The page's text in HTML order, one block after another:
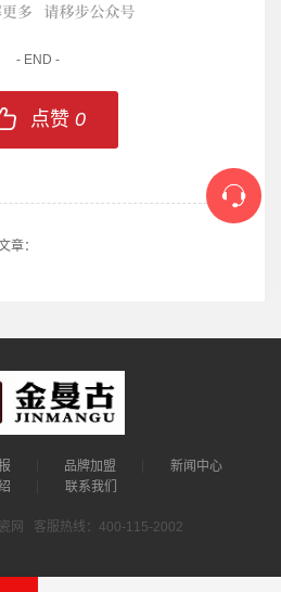
- END -
点赞 0
章：
品牌加盟
新闻中心
联系我们
网 客服热线：400-115-2002